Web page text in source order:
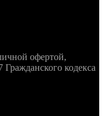
офертой,
кодекса